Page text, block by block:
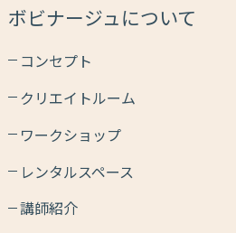
ボビナージュについて
コンセプト
クリエイトルーム
ワークショップ
レンタルスペース
講師紹介